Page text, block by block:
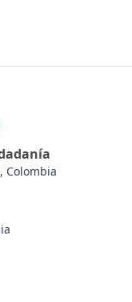
Colombia